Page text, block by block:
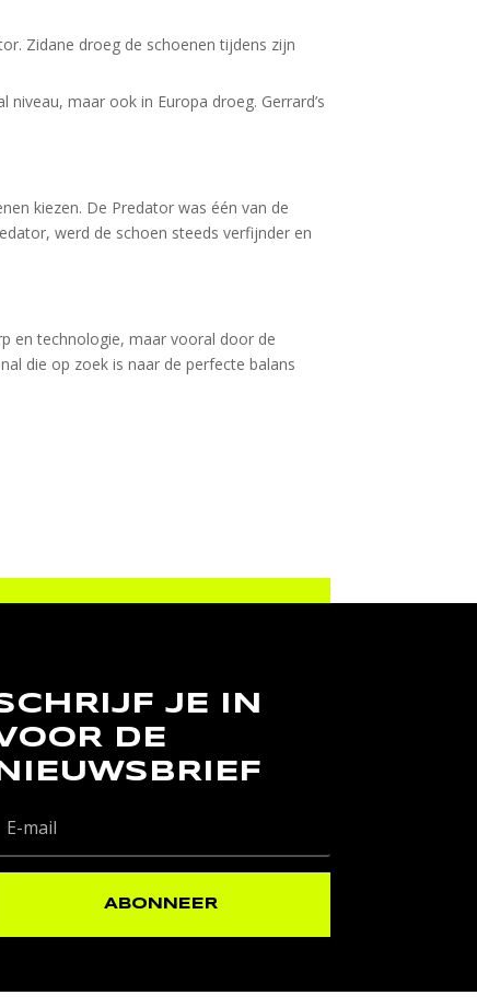
Zidane droeg de schoenen tijdens zijn
maar ook in Europa droeg. Gerrard’s
kiezen. De Predator was één van de
werd de schoen steeds verfijnder en
en technologie, maar vooral door de
die op zoek is naar de perfecte balans
JE IN
DE
NIEUWSBRIEF
ABONNEER